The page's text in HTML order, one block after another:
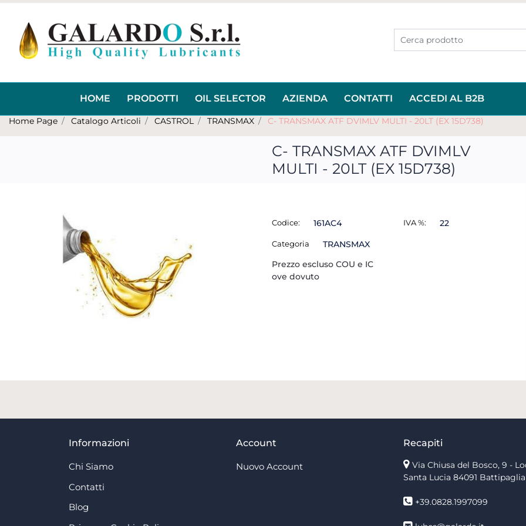
HOME PRODOTTI OIL SELECTOR AZIENDA CONTATTI ACCEDI AL B2B
Home Page Catalogo Articoli CASTROL TRANSMAX C- TRANSMAX ATF DVIMLV MULTI - 20LT (EX 15D738)
C- TRANSMAX ATF DVIMLV
MULTI - 20LT (EX 15D738)
Codice: 161AC4
Categoria
TRANSMAX
Prezzo escluso COU e IC
ove dovuto
IVA %: 22
Informazioni
Chi Siamo
Contatti
Blog
Account
Nuovo Account
Recapiti
Via Chiusa del Bosco, 9 -
Santa Lucia 84091 Battipaglia
+39.0828.1997099